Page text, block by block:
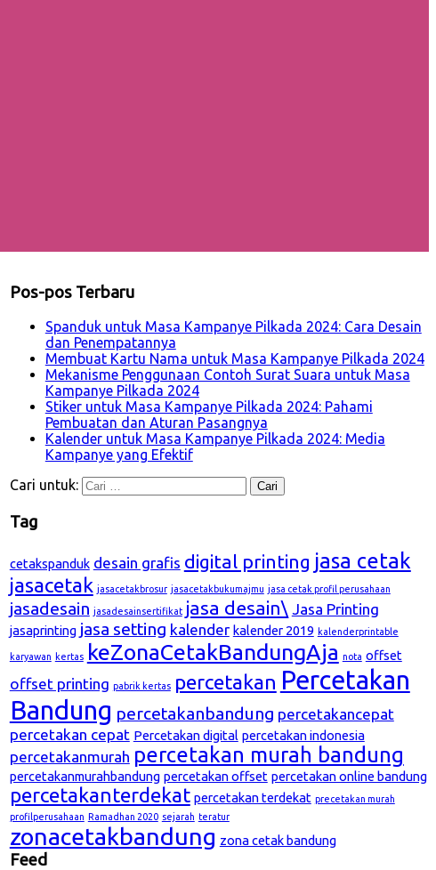
Pos-pos Terbaru
Spanduk untuk Masa Kampanye Pilkada 2024: Cara Desain
dan Penempatannya
Membuat Kartu Nama untuk Masa Kampanye Pilkada 2024
Mekanisme Penggunaan Contoh Surat Suara untuk Masa
Kampanye Pilkada 2024
Stiker untuk Masa Kampanye Pilkada 2024: Pahami
Pembuatan dan Aturan Pasangnya
Kalender untuk Masa Kampanye Pilkada 2024: Media
Kampanye yang Efektif
Cari untuk:
Tag
cetakspanduk desain grafis digital printing jasa cetak
jasacetak jasacetakbrosur jasacetakbukumajmu jasa cetak profil perusahaan
jasadesain jasadesainsertifikat jasa desain\ Jasa Printing
jasaprinting jasa setting kalender kalender 2019 kalenderprintable
karyawan kertas keZonaCetakBandungAja nota offset
offset printing pabrik kertas percetakan Percetakan
Bandung percetakanbandung percetakancepat
percetakan cepat Percetakan digital percetakan indonesia
percetakanmurah percetakan murah bandung
percetakanmurahbandung percetakan offset percetakan online bandung
percetakanterdekat percetakan terdekat precetakan murah
profilperusahaan Ramadhan 2020 sejarah teratur
zonacetakbandung zona cetak bandung
Feed